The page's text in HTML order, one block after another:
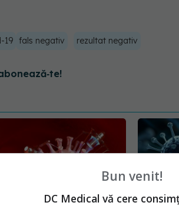
19 fals negativ rezultat negativ
Bun venit!
DC Medical vă cere